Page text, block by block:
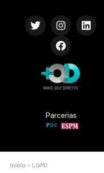
Parcerias
Início » LGPD